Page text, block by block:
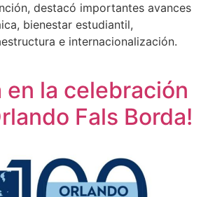
destacó importantes avances
bienestar estudiantil,
e internacionalización.
en la celebración
Fals Borda!